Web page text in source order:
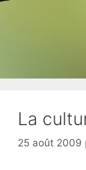
La
25 août 2009